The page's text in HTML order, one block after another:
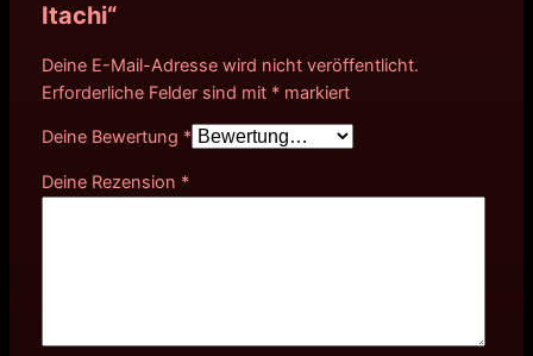
Itachi“
Deine E-Mail-Adresse wird nicht veröffentlicht.
Erforderliche Felder sind mit *markiert
Deine Bewertung *
Deine Rezension *